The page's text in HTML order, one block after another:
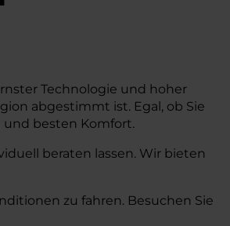
Technologie und hoher
abgestimmt ist. Egal, ob Sie
und besten Komfort.
beraten lassen. Wir bieten
zu fahren. Besuchen Sie